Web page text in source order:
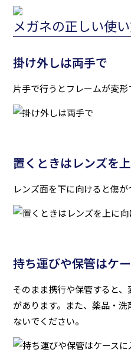
メガネの正しい使
掛け外しは両手で
片手で行うとフレームが変形
置くときはレンズを
レンズ面を下に向けると傷が
持ち運びや保管はケ
そのまま携行や保管すると
があります。また、薬品・
ないでください。